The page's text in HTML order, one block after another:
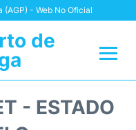
- Web No Oficial
de
- ESTADO